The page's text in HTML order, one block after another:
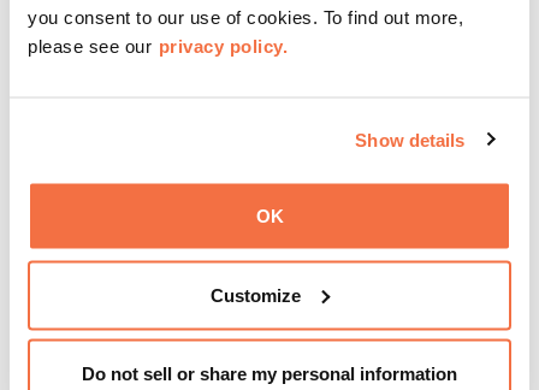
you consent to our use of cookies. To find out more,
please see our privacy policy.
Show details
OK
Customize
Do not sell or share my personal information
第一主日